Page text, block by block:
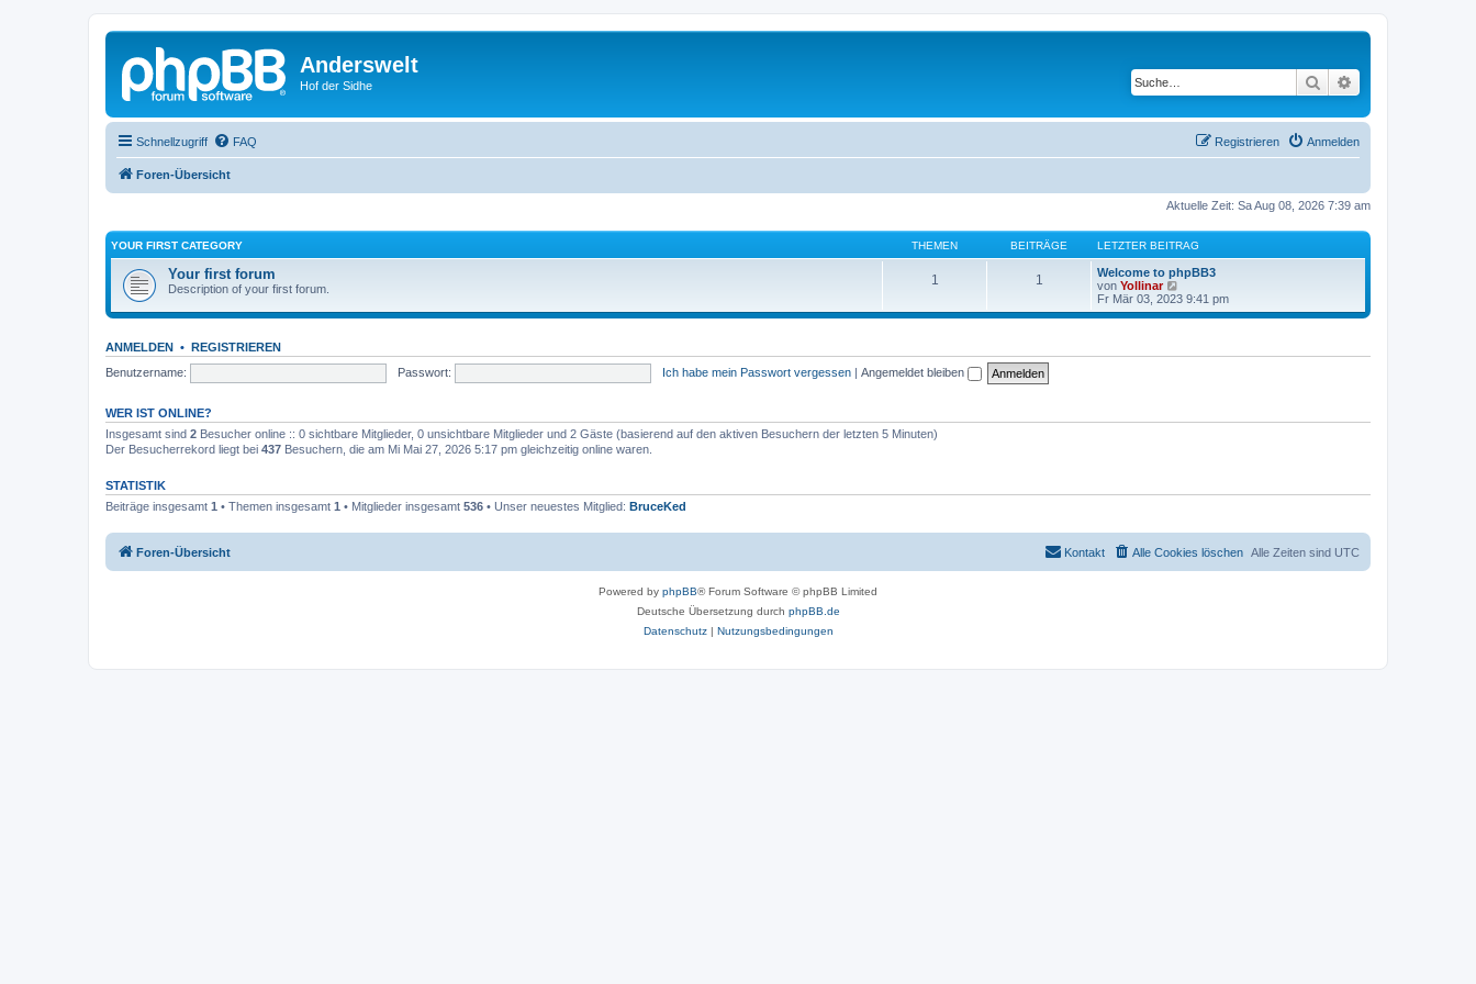
Anderswelt
Hof der Sidhe Suche
Schnellzugriff FAQ Anmelden
Registrieren
Foren-Übersicht
Aktuelle Zeit: Sa Aug 08, 2026 7:39 am
YOUR FIRST CATEGORY THEMEN BEITRÄGE LETZTER BEITRAG
Your first forum
Description of your first forum.
1 1
Welcome to phpBB3
von Yollinar
e
u
Fr Mär 03, 2023 9:41 pm
ANMELDEN • REGISTRIEREN
Benutzername:
Passwort: Ich habe mein Passwort vergessen | Angemeldet bleiben
WER IST ONLINE?
Insgesamt sind 2 Besucher online :: 0 sichtbare Mitglieder, 0 unsichtbare Mitglieder und 2 Gäste (basierend auf den aktiven Besuchern der letzten 5 Minuten)
Der Besucherrekord liegt bei 437 Besuchern, die am Mi Mai 27, 2026 5:17 pm gleichzeitig online waren.
STATISTIK
Beiträge insgesamt 1 • Themen insgesamt 1 • Mitglieder insgesamt 536 • Unser neuestes Mitglied: BruceKed
Foren-Übersicht Alle Zeiten sind UTC
Alle Cookies löschen
Kontakt
Powered by phpBB® Forum Software © phpBB Limited
Deutsche Übersetzung durch phpBB.de
Datenschutz| Nutzungsbedingungen